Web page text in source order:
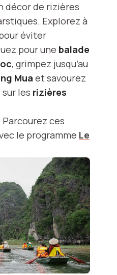
décor de rizières
Explorez à
éviter
pour une balade
, grimpez jusqu’au
Mua et savourez
les rizières
Parcourez ces
le programme Le